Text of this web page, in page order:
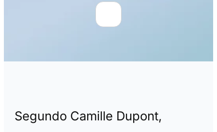
Segundo Camille Dupont,